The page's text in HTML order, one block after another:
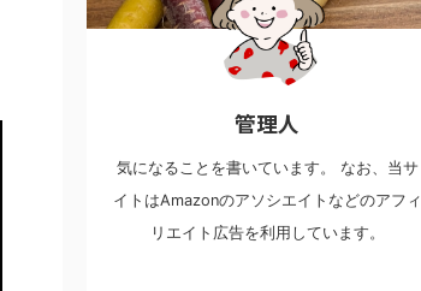
管理人
気になることを書いています。 なお、当サ
イトはAmazonのアソシエイトなどのアフィ
リエイト広告を利用しています。